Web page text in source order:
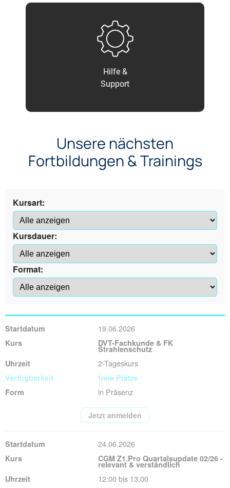
Hilfe &
Support
Unsere nächsten
Fortbildungen & Trainings
Kursart:
Kursdauer:
Format:
19.06.2026
DVT-Fachkunde & FK
Strahlenschutz
2-Tageskurs
freie Plätze
in Präsenz
Jetzt anmelden
24.06.2026
CGM Z1.Pro Quartalsupdate 02/26 -
relevant & verständlich
12:00 bis 13:00